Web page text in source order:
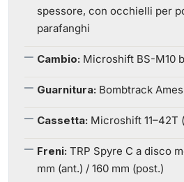
spessore, con occhielli per
parafanghi
Cambio: Microshift BS-M10
Guarnitura: Bombtrack
Cassetta: Microshift 11–42T
Freni: TRP Spyre C a disco
mm (ant.) / 160 mm (post.)